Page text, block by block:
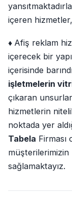
içeren
♦ Afiş reklam
içerecek bir
içerisinde
işletmelerin
çıkaran
hizmetlerin
noktada yer
Tabela Firması
müşterilerimizin
sağlamaktayız.